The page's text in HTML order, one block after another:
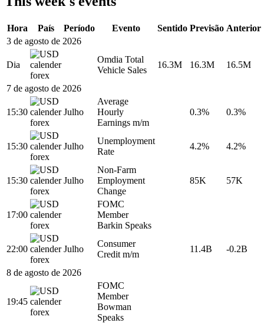
Hora País Período Evento Sentido Previsão Anterior
3 de agosto de 2026
Dia
Omdia Total
Vehicle Sales
16.3M 16.3M 16.5M
7 de agosto de 2026
15:30 Julho
Average
Hourly
Earnings m/m
0.3% 0.3%
15:30 Julho
Unemployment
Rate
4.2% 4.2%
15:30 Julho
Non-Farm
Employment
Change
85K 57K
17:00
FOMC
Member
Barkin Speaks
22:00 Julho
Consumer
Credit m/m
11.4B -0.2B
8 de agosto de 2026
19:45
FOMC
Member
Bowman
Speaks